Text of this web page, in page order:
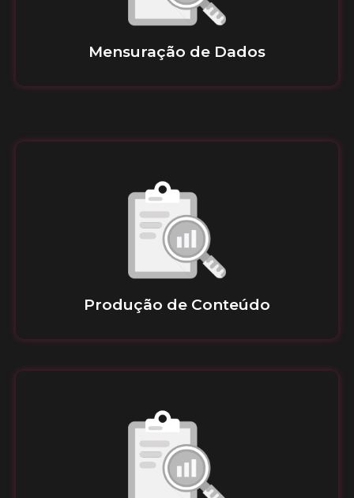
Mensuração de Dados
Produção de Conteúdo